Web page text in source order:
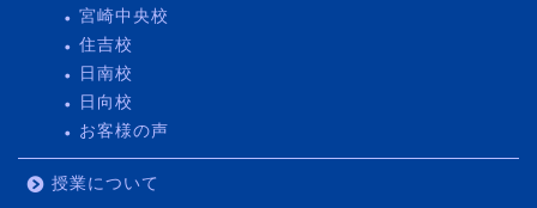
宮崎中央校
住吉校
日南校
日向校
お客様の声
授業について